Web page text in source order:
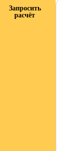
Запросить
расчёт